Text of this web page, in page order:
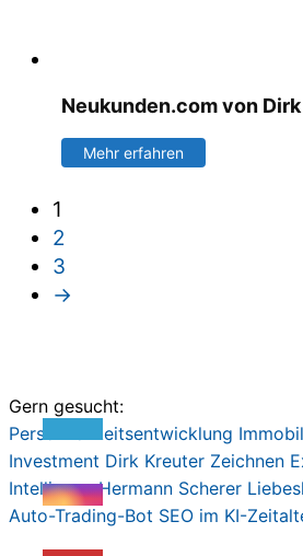
Neukunden.com von
Mehr erfahren
1
2
3
→
Gern gesucht:
Persönlichkeitsentwicklung
Investment Dirk Kreuter Zeichnen
Intelligenz Hermann Scherer
Auto-Trading-Bot SEO im KI-